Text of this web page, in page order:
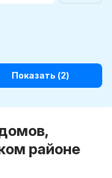
Показать (2)
районе